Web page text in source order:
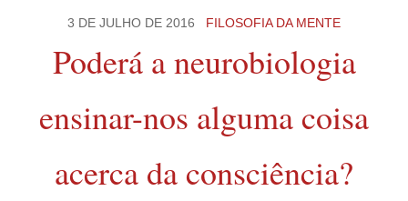
3 DE JULHO DE 2016 FILOSOFIA DA MENTE
Poderá a neurobiologia
ensinar-nos alguma coisa
acerca da consciência?